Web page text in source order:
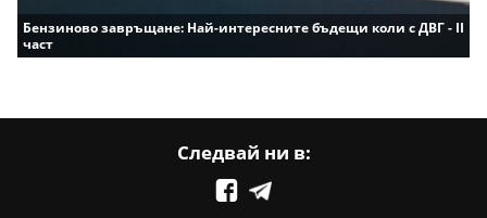
Бензиново завръщане: Най-интересните бъдещи коли с ДВГ - II
част
Следвай ни в: